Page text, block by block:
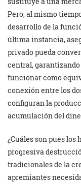
Pero, al mismo
desarrollo de la
última instancia,
privado pueda
central, garantizando
funcionar como
conexión entre los
configuran la
acumulación del
¿Cuáles son pues
progresiva
tradicionales de la
apremiantes